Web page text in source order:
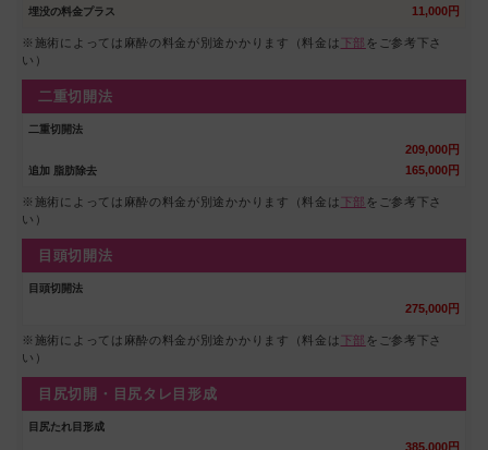
埋没の料金プラス
11,000円
※施術によっては麻酔の料金が別途かかります（料金は 下部 をご参考下さ
い）
二重切開法
二重切開法
209,000円
追加 脂肪除去 165,000円
※施術によっては麻酔の料金が別途かかります（料金は 下部 をご参考下さ
い）
目頭切開法
目頭切開法
275,000円
※施術によっては麻酔の料金が別途かかります（料金は 下部 をご参考下さ
い）
目尻切開・目尻タレ目形成
目尻たれ目形成
385,000円